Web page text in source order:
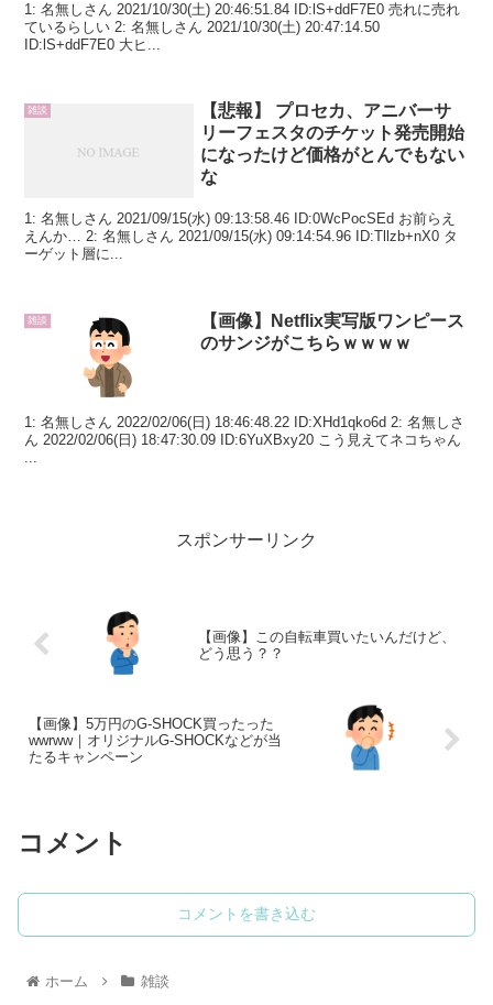
1: 名無しさん 2021/10/30(土) 20:46:51.84 ID:lS+ddF7E0 売れに売れ
ているらしい 2: 名無しさん 2021/10/30(土) 20:47:14.50
ID:lS+ddF7E0 大ヒ...
雑談
【悲報】 プロセカ、アニバーサ
リーフェスタのチケット発売開始
になったけど価格がとんでもない
な
1: 名無しさん 2021/09/15(水) 09:13:58.46 ID:0WcPocSEd お前らえ
えんか… 2: 名無しさん 2021/09/15(水) 09:14:54.96 ID:Tllzb+nX0 タ
ーゲット層に...
雑談
【画像】Netflix実写版ワンピース
のサンジがこちらｗｗｗｗ
1: 名無しさん 2022/02/06(日) 18:46:48.22 ID:XHd1qko6d 2: 名無しさ
ん 2022/02/06(日) 18:47:30.09 ID:6YuXBxy20 こう見えてネコちゃん
...
スポンサーリンク
【画像】この自転車買いたいんだけど、
どう思う？？
【画像】5万円のG-SHOCK買ったった
wwrww｜オリジナルG-SHOCKなどが当
たるキャンペーン
コメント
コメントを書き込む
ホーム 雑談